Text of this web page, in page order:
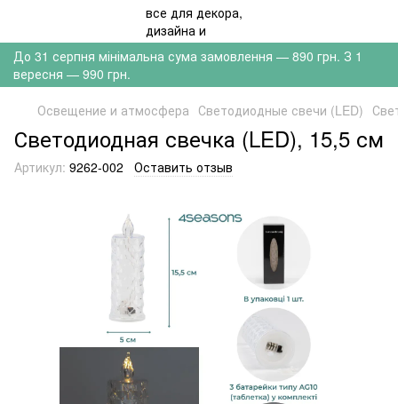
До 31 серпня мінімальна сума замовлення — 890 грн. З 1
вересня — 990 грн.
Освещение и атмосфера Светодиодные свечи (LED)
Светодиодная свечка (LED), 15,5 см
Артикул: 9262-002 Оставить отзыв